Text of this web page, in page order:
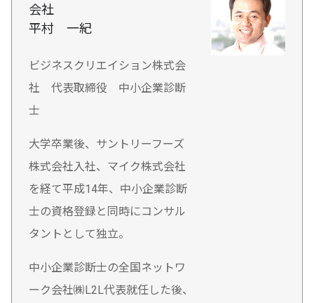
会社
平村 一紀
ビジネスクリエイション株式会
社 代表取締役 中小企業診断
士
大学卒業後、サントリーフーズ
株式会社入社、マイク株式会社
を経て平成14年、中小企業診断
士の資格登録と同時にコンサル
タントとして独立。
中小企業診断士の全国ネットワ
ーク会社㈱L2L代表就任した後、